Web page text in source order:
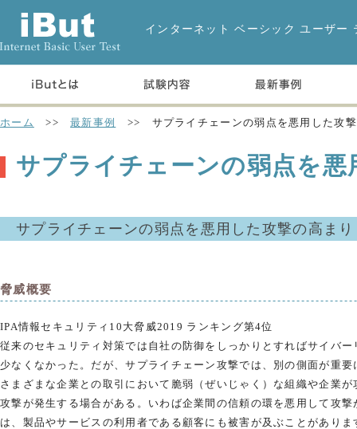
インターネット ベーシック ユーザー
ホーム >>最新事例 >> サプライチェーンの弱点を悪用した攻
サプライチェーンの弱点を
サプライチェーンの弱点を悪用した攻撃の高まり
脅威概要
IPA情報セキュリティ10大脅威2019 ランキング第4位
従来のセキュリティ対策では自社の防御をしっかりとすればサイバ
少なくなかった。だが、サプライチェーン攻撃では、別の側面が重要
さまざまな企業との取引において脆弱（ぜいじゃく）な組織や企業
攻撃が発生する場合がある。いわば企業間の信頼の環を悪用して攻
は、製品やサービスの利用者である顧客にも被害が及ぶことがありま